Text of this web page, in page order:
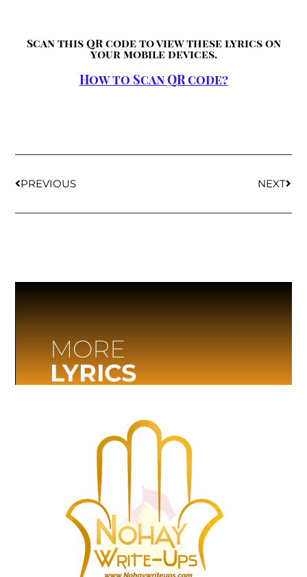
Scan this QR code to view these lyrics on
your mobile devices.
How to Scan QR code?
PREVIOUS NEXT
MORE
LYRICS